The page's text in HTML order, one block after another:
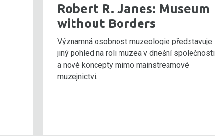
Robert R. Janes: Museum
without Borders
Významná osobnost muzeologie představuje
jiný pohled na roli muzea v dnešní společnosti
a nové koncepty mimo mainstreamové
muzejnictví.